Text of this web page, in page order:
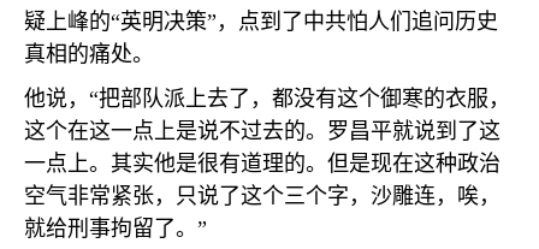
疑上峰的“英明决策”，点到了中共怕人们追问历史
真相的痛处。
他说，“把部队派上去了，都没有这个御寒的衣服，
这个在这一点上是说不过去的。罗昌平就说到了这
一点上。其实他是很有道理的。但是现在这种政治
空气非常紧张，只说了这个三个字，沙雕连，唉，
就给刑事拘留了。”